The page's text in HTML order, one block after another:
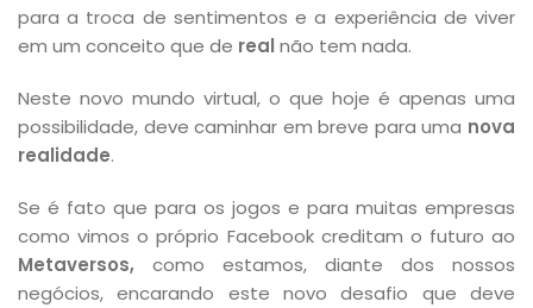
para a troca de sentimentos e a experiência de viver
em um conceito que de real não tem nada.
Neste novo mundo virtual, o que hoje é apenas uma
possibilidade, deve caminhar em breve para uma nova
realidade.
Se é fato que para os jogos e para muitas empresas
como vimos o próprio Facebook creditam o futuro ao
Metaversos, como estamos, diante dos nossos
negócios, encarando este novo desafio que deve